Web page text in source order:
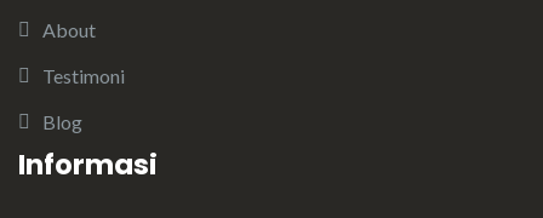
About
Testimoni
Blog
Informasi